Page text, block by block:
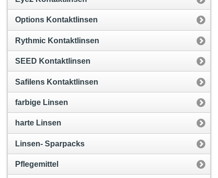
Options Kontaktlinsen
Rythmic Kontaktlinsen
SEED Kontaktlinsen
Safilens Kontaktlinsen
farbige Linsen
harte Linsen
Linsen- Sparpacks
Pflegemittel